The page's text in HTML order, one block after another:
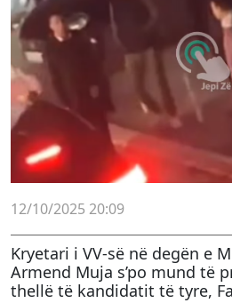
12/10/2025 20:09
Kryetari i VV-së në degën e
Armend Muja s’po mund të
thellë të kandidatit të tyre,